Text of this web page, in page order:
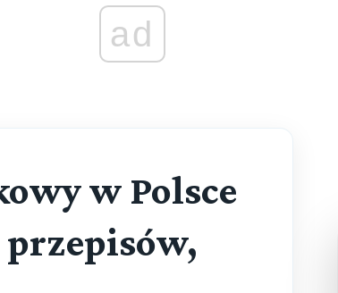
ad
w Polsce